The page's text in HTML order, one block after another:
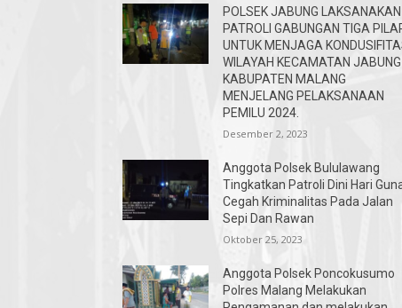
POLSEK JABUNG LAKSANAKAN
PATROLI GABUNGAN TIGA
UNTUK MENJAGA
WILAYAH KECAMATAN JABUNG
KABUPATEN MALANG
MENJELANG PELAKSANAAN
PEMILU 2024.
Desember 2, 2023
Anggota Polsek Bululawang
Tingkatkan Patroli Dini Hari
Cegah Kriminalitas Pada Jalan
Sepi Dan Rawan
Oktober 25, 2023
Anggota Polsek Poncokusumo
Polres Malang Melakukan